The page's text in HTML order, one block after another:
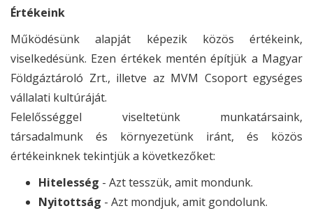
Értékeink
Működésünk alapját képezik közös értékeink,
viselkedésünk. Ezen értékek mentén építjük a Magyar
Földgáztároló Zrt., illetve az MVM Csoport egységes
vállalati kultúráját.
Felelősséggel viseltetünk munkatársaink,
társadalmunk és környezetünk iránt, és közös
értékeinknek tekintjük a következőket:
Hitelesség - Azt tesszük, amit mondunk.
Nyitottság - Azt mondjuk, amit gondolunk.